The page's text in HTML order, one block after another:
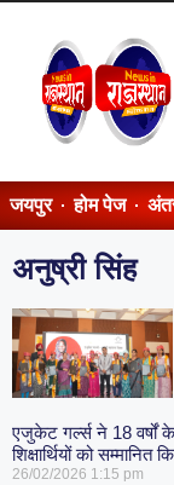
जयपुर होम पेज
अनुष्री सिंह
एजुकेट गर्ल्स ने 18 वर्षों
शिक्षार्थियों को सम्मानित
26/02/2026 1:15 pm